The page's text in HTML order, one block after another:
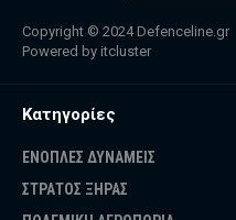
Copyright © 2024 Defenceline.gr
Powered by itcluster
Κατηγορίες
ΕΝΟΠΛΕΣ ΔΥΝΑΜΕΙΣ
ΣΤΡΑΤΟΣ ΞΗΡΑΣ